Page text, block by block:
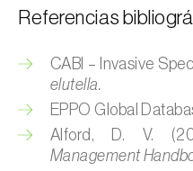
Cochinilla roja de los
Cochinillas
Cogollero del maíz (
Cogollero del
Referencias
CABI – Invasive
elutella.
EPPO Global
Alford, D. V.
Management